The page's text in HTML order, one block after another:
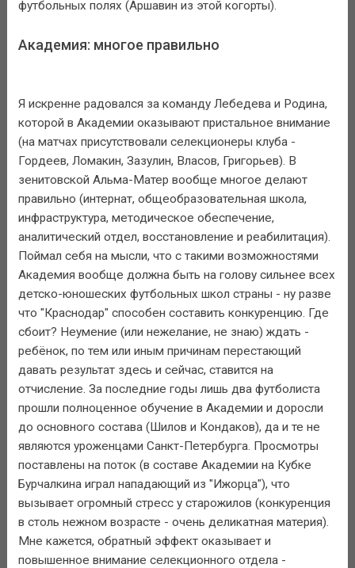
футбольных полях (Аршавин из этой когорты).
Академия: многое правильно
Я искренне радовался за команду Лебедева и Родина,
которой в Академии оказывают пристальное внимание
(на матчах присутствовали селекционеры клуба -
Гордеев, Ломакин, Зазулин, Власов, Григорьев). В
зенитовской Альма-Матер вообще многое делают
правильно (интернат, общеобразовательная школа,
инфраструктура, методическое обеспечение,
аналитический отдел, восстановление и реабилитация).
Поймал себя на мысли, что с такими возможностями
Академия вообще должна быть на голову сильнее всех
детско-юношеских футбольных школ страны - ну разве
что "Краснодар" способен составить конкуренцию. Где
сбоит? Неумение (или нежелание, не знаю) ждать -
ребёнок, по тем или иным причинам перестающий
давать результат здесь и сейчас, ставится на
отчисление. За последние годы лишь два футболиста
прошли полноценное обучение в Академии и доросли
до основного состава (Шилов и Кондаков), да и те не
являются уроженцами Санкт-Петербурга. Просмотры
поставлены на поток (в составе Академии на Кубке
Бурчалкина играл нападающий из "Ижорца"), что
вызывает огромный стресс у старожилов (конкуренция
в столь нежном возрасте - очень деликатная материя).
Мне кажется, обратный эффект оказывает и
повышенное внимание селекционного отдела -